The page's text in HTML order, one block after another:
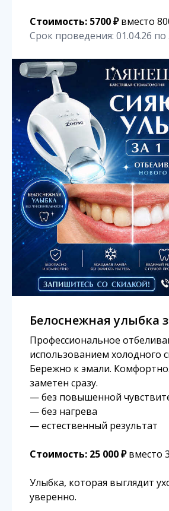
Стоимость: 5700 ₽вместо
Срок проведения: 01.04.26 по
Белоснежная улыбка
Профессиональное
использованием холодного
Бережно к эмали.
заметен сразу.
— без повышенной
— без нагрева
— естественный результат
Стоимость: 25 000 ₽вместо
Улыбка, которая выглядит
уверенно.